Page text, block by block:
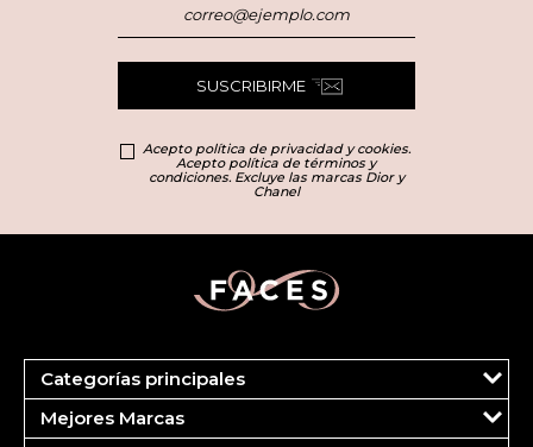
SUSCRIBIRME
Acepto política de privacidad y cookies.
Acepto política de términos y
condiciones. Excluye las marcas Dior y
Chanel
Categorías principales
Marcas
Dior
Mejores Marcas
Clinique